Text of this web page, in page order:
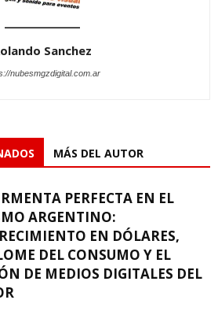
Sanchez
nubesmgzdigital.com.ar
MÁS DEL AUTOR
PERFECTA EN EL
ARGENTINO:
EN DÓLARES,
DEL CONSUMO Y EL
DE MEDIOS DIGITALES DEL